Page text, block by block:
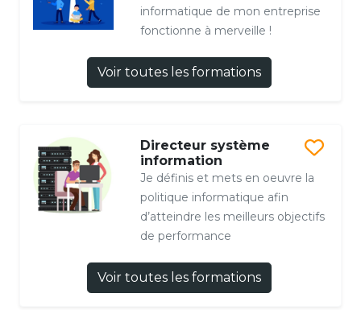
informatique de mon entreprise
fonctionne à merveille !
Voir toutes les formations
Directeur système
information
Je définis et mets en oeuvre la
politique informatique afin
d’atteindre les meilleurs objectifs
de performance
Voir toutes les formations